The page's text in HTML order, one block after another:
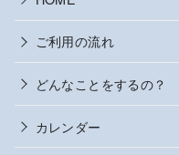
ご利用の流れ
どんなことをするの？
カレンダー